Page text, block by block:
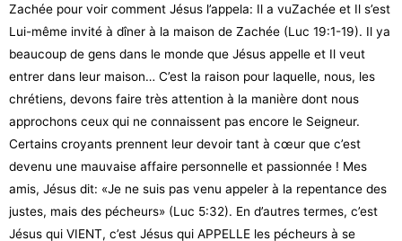
Zachée pour voir comment Jésus l’appela: Il a vuZachée et Il s’est
Lui-même invité à dîner à la maison de Zachée (Luc 19:1-19). Il ya
beaucoup de gens dans le monde que Jésus appelle et Il veut
entrer dans leur maison… C’est la raison pour laquelle, nous, les
chrétiens, devons faire très attention à la manière dont nous
approchons ceux qui ne connaissent pas encore le Seigneur.
Certains croyants prennent leur devoir tant à cœur que c’est
devenu une mauvaise affaire personnelle et passionnée ! Mes
amis, Jésus dit: «Je ne suis pas venu appeler à la repentance des
justes, mais des pécheurs» (Luc 5:32). En d’autres termes, c’est
Jésus qui VIENT, c’est Jésus qui APPELLE les pécheurs à se